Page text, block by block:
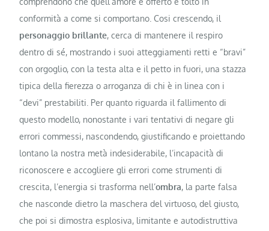
conformità a come si comportano. Cosi crescendo, il
personaggio brillante, cerca di mantenere il respiro
dentro di sé, mostrando i suoi atteggiamenti retti e “bravi”
con orgoglio, con la testa alta e il petto in fuori, una stazza
tipica della fierezza o arroganza di chi è in linea con i
“devi” prestabiliti. Per quanto riguarda il fallimento di
questo modello, nonostante i vari tentativi di negare gli
errori commessi, nascondendo, giustificando e proiettando
lontano la nostra metà indesiderabile, l’incapacità di
riconoscere e accogliere gli errori come strumenti di
crescita, l’energia si trasforma nell’ombra, la parte falsa
che nasconde dietro la maschera del virtuoso, del giusto,
che poi si dimostra esplosiva, limitante e autodistruttiva